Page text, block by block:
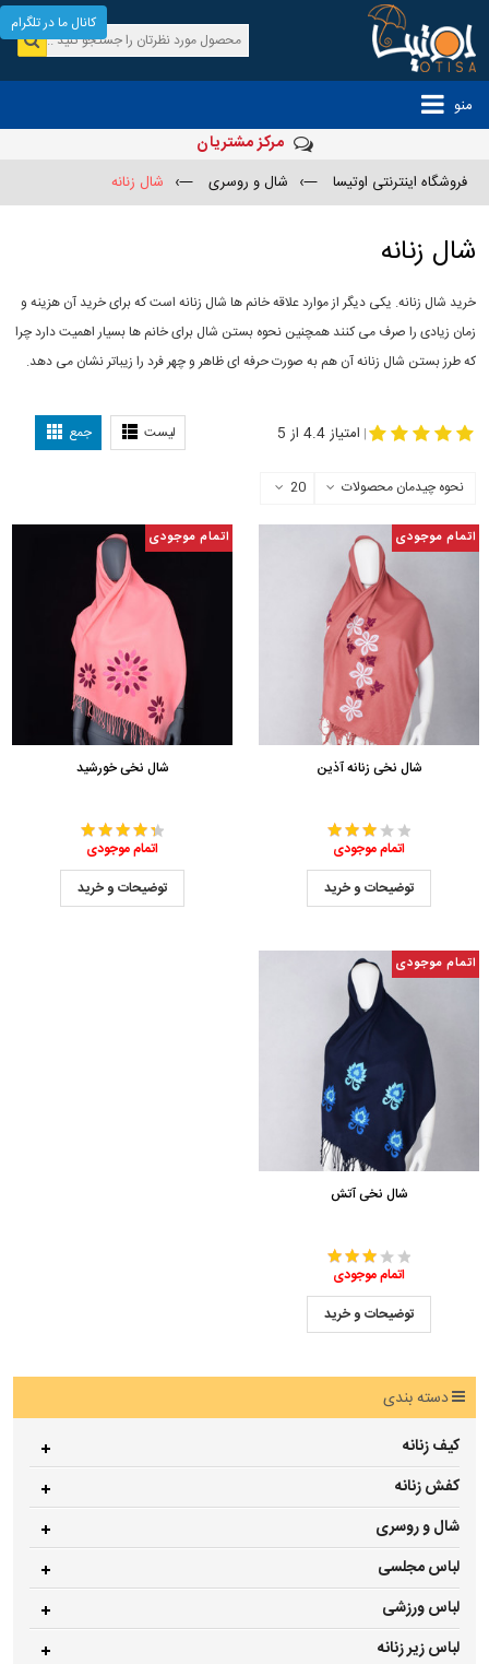
منو
مرکز مشتریان
فروشگاه اینترنتی اوتیسا —› شال و روسری —› شال زنانه
شال زنانه
خرید شال زنانه. یکی دیگر از موارد علاقه خانم ها شال زنانه است که برای خرید آن هزینه و
زمان زیادی را صرف می کنند همچنین نحوه بستن شال برای خانم ها بسیار اهمیت دارد چرا
که طرز بستن شال زنانه آن هم به صورت حرفه ای ظاهر و چهر فرد را زیباتر نشان می دهد.
لیست جمع | امتیاز 4.4 از 5
نحوه چیدمان محصولات 20
اتمام موجودی
شال نخی زنانه آذین
اتمام موجودی
توضیحات و خرید
اتمام موجودی
شال نخی خورشید
اتمام موجودی
توضیحات و خرید
اتمام موجودی
شال نخی آتش
اتمام موجودی
توضیحات و خرید
دسته بندی
کیف زنانه
کفش زنانه
شال و روسری
لباس مجلسی
لباس ورزشی
لباس زیر زنانه
کانال ما در تلگرام